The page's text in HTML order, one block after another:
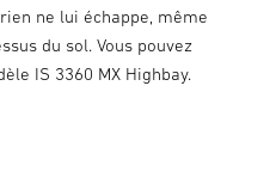
ne lui échappe, même
du sol. Vous pouvez
IS 3360 MX Highbay.